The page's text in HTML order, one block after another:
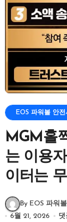
EOS 파워볼 안
MGM홀
는 이용
이터는
By EOS 파워
6월 21, 2026